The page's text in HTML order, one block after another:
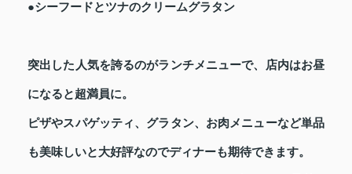
●シーフードとツナのクリームグラタン
突出した人気を誇るのがランチメニューで、店内はお昼
になると超満員に。
ピザやスパゲッティ、グラタン、お肉メニューなど単品
も美味しいと大好評なのでディナーも期待できます。